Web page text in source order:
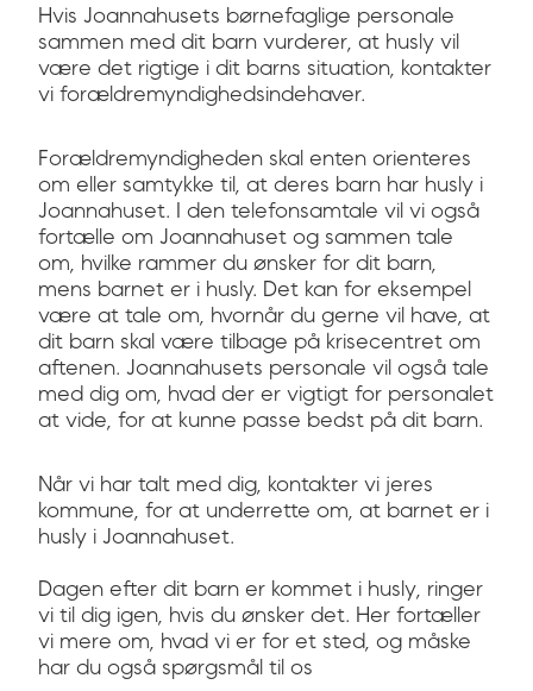
Hvis Joannahusets børnefaglige personale
sammen med dit barn vurderer, at husly vil
være det rigtige i dit barns situation, kontakter
vi forældremyndighedsindehaver.
Forældremyndigheden skal enten orienteres
om eller samtykke til, at deres barn har husly i
Joannahuset. I den telefonsamtale vil vi også
fortælle om Joannahuset og sammen tale
om, hvilke rammer du ønsker for dit barn,
mens barnet er i husly. Det kan for eksempel
være at tale om, hvornår du gerne vil have, at
dit barn skal være tilbage på krisecentret om
aftenen. Joannahusets personale vil også tale
med dig om, hvad der er vigtigt for personalet
at vide, for at kunne passe bedst på dit barn.
Når vi har talt med dig, kontakter vi jeres
kommune, for at underrette om, at barnet er i
husly i Joannahuset.
Dagen efter dit barn er kommet i husly, ringer
vi til dig igen, hvis du ønsker det. Her fortæller
vi mere om, hvad vi er for et sted, og måske
har du også spørgsmål til os